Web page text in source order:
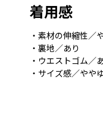
着用感
・素材の伸縮性／
・裏地／あり
・ウエストゴム／
・サイズ感／やや